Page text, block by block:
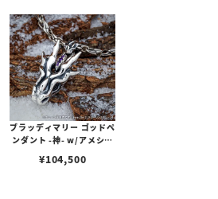
ブラッディマリー ゴッドペ
ンダント -神- w/アメシス
¥104,500